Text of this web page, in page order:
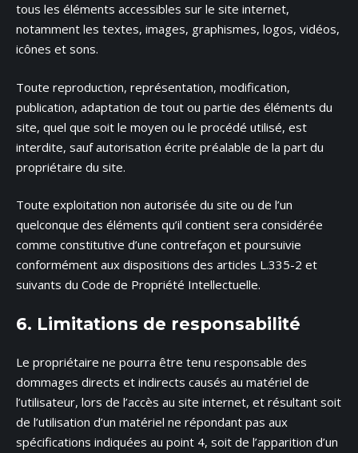
tous les éléments accessibles sur le site internet,
notamment les textes, images, graphismes, logos, vidéos,
icônes et sons.
Toute reproduction, représentation, modification,
publication, adaptation de tout ou partie des éléments du
site, quel que soit le moyen ou le procédé utilisé, est
interdite, sauf autorisation écrite préalable de la part du
propriétaire du site.
Toute exploitation non autorisée du site ou de l’un
quelconque des éléments qu’il contient sera considérée
comme constitutive d’une contrefaçon et poursuivie
conformément aux dispositions des articles L.335-2 et
suivants du Code de Propriété Intellectuelle.
6. Limitations de responsabilité
Le propriétaire ne pourra être tenu responsable des
dommages directs et indirects causés au matériel de
l’utilisateur, lors de l’accès au site internet, et résultant soit
de l’utilisation d’un matériel ne répondant pas aux
spécifications indiquées au point 4, soit de l’apparition d’un